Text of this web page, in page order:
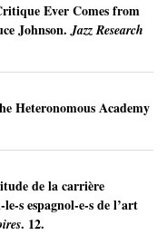
Ever Comes from
Johnson. Jazz Research
Heteronomous Academy
de la carrière
s espagnol-e-s de l’art
. 12.